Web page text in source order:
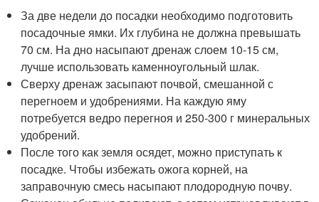
За две недели до посадки необходимо подготовить
посадочные ямки. Их глубина не должна превышать
70 см. На дно насыпают дренаж слоем 10-15 см,
лучше использовать каменноугольный шлак.
Сверху дренаж засыпают почвой, смешанной с
перегноем и удобрениями. На каждую яму
потребуется ведро перегноя и 250-300 г минеральных
удобрений.
После того как земля осядет, можно приступать к
посадке. Чтобы избежать ожога корней, на
заправочную смесь насыпают плодородную почву.